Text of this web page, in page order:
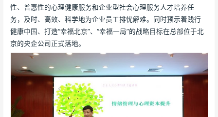
性、普惠性的心理健康服务和企业型社会心理服务人才培养任
务，及时、高效、科学地为企业员工排忧解难。同时预示着践行
健康中国、打造“幸福北京”、“幸福一局”的战略目标在总部位于北
京的央企公司正式落地。